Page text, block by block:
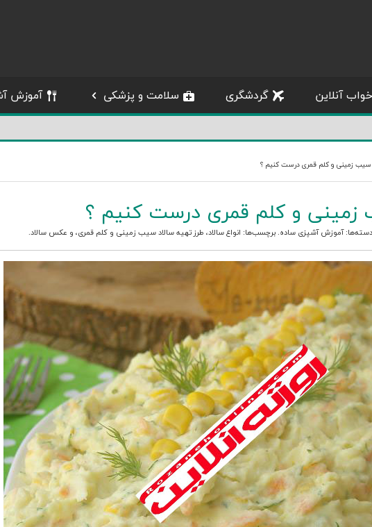
آنلاین گردشگری سلامت و پزشکی آموزش
سیب زمینی و کلم قمری درست کنیم ؟
زمینی و کلم قمری درست کنیم ؟
دسته‌ها:آموزش آشپزی ساده. برچسب‌ها: انواع سالاد، طرز تهیه سالاد سیب زمینی و کلم قمری، و عکس سالاد.